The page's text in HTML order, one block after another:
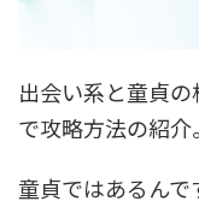
出会い系と童貞
で攻略方法の紹介。
童貞ではあるん